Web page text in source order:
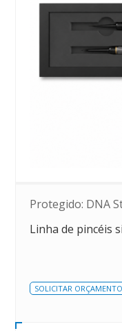
Protegido: DNA
Linha de pincéis
SOLICITAR ORÇAMENTO